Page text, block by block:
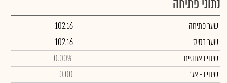
נתוני פתיחה
שער פתיחה
102.16
שער בסיס
102.16
שינוי באחוזים
0.00%
שינויב- אג'
0.00